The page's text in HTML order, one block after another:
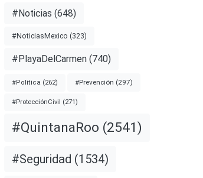
#Noticias (648)
#NoticiasMexico (323)
#PlayaDelCarmen(740)
#Política (262) #Prevención (297)
#ProtecciónCivil (271)
#QuintanaRoo (2541)
#Seguridad (1534)